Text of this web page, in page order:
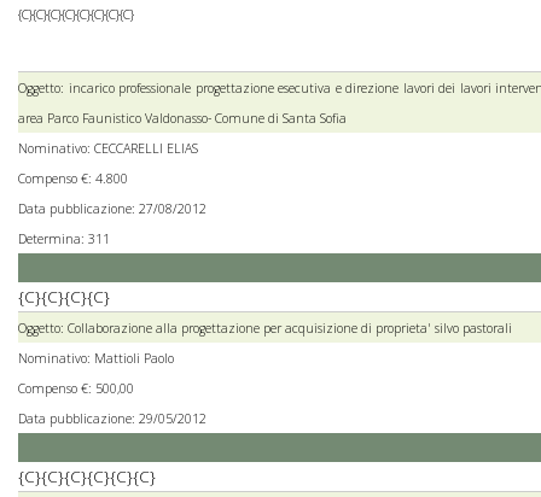
{C}{C}{C}{C}{C}{C}{C}{C}
Oggetto: incarico professionale progettazione esecutiva e direzione lavori dei lavori
area Parco Faunistico Valdonasso- Comune di Santa Sofia
Nominativo: CECCARELLI ELIAS
Compenso €: 4.800
Data pubblicazione: 27/08/2012
Determina: 311
{C}{C}{C}{C}
Oggetto: Collaborazione alla progettazione per acquisizione di proprieta' silvo pastorali
Nominativo: Mattioli Paolo
Compenso €: 500,00
Data pubblicazione: 29/05/2012
{C}{C}{C}{C}{C}{C}